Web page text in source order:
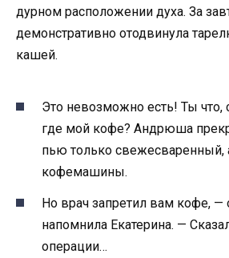
дурном расположении духа. За
демонстративно отодвинула
кашей.
Это невозможно есть! Ты что,
где мой кофе? Андрюша
пью только свежесваренный,
кофемашины.
Но врач запретил вам кофе, —
напомнила Екатерина. —
операции…